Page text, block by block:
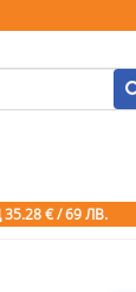
€ / 69 ЛВ.